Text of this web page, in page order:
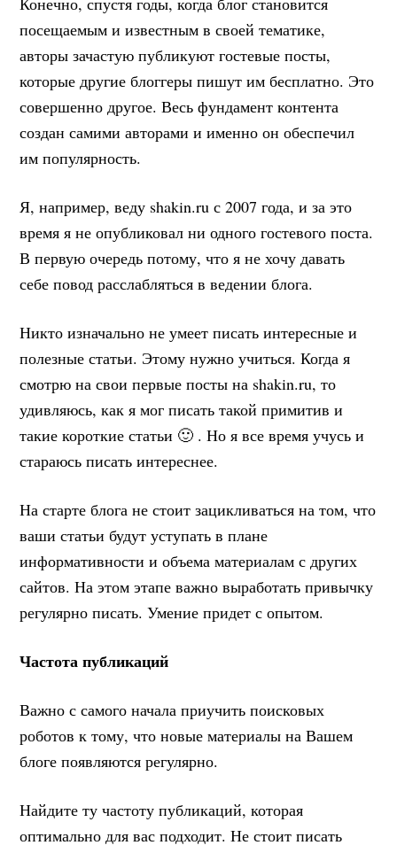
посещаемым и известным в своей тематике,
авторы зачастую публикуют гостевые посты,
которые другие блоггеры пишут им бесплатно. Это
совершенно другое. Весь фундамент контента
создан самими авторами и именно он обеспечил
им популярность.
Я, например, веду shakin.ru с 2007 года, и за это
время я не опубликовал ни одного гостевого поста.
В первую очередь потому, что я не хочу давать
себе повод расслабляться в ведении блога.
Никто изначально не умеет писать интересные и
полезные статьи. Этому нужно учиться. Когда я
смотрю на свои первые посты на shakin.ru, то
удивляюсь, как я мог писать такой примитив и
такие короткие статьи 🙂 . Но я все время учусь и
стараюсь писать интереснее.
На старте блога не стоит зацикливаться на том, что
ваши статьи будут уступать в плане
информативности и объема материалам с других
сайтов. На этом этапе важно выработать привычку
регулярно писать. Умение придет с опытом.
Частота публикаций
Важно с самого начала приучить поисковых
роботов к тому, что новые материалы на Вашем
блоге появляются регулярно.
Найдите ту частоту публикаций, которая
оптимально для вас подходит. Не стоит писать